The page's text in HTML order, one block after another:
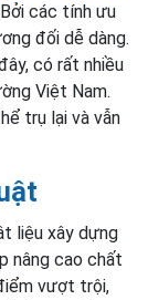
các tính ưu
đối dễ dàng.
có rất nhiều
Việt Nam.
trụ lại và vẫn
liệu xây dựng
nâng cao chất
vượt trội,